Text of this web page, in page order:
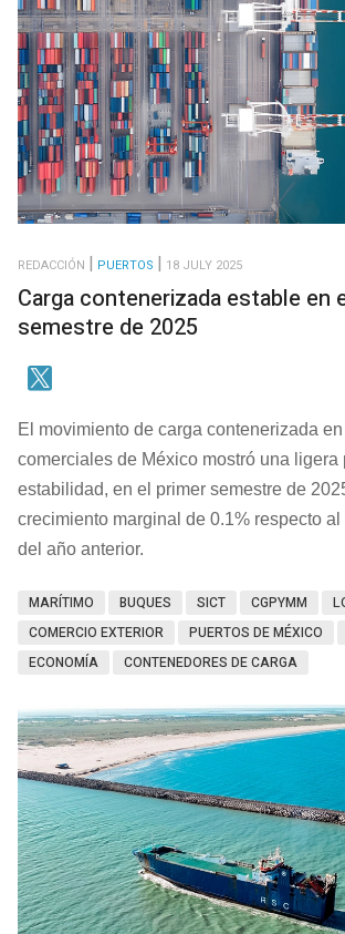
REDACCIÓN PUERTOS 18 JULY 2025
Carga contenerizada estable en
semestre de 2025
El movimiento de carga contenerizada
comerciales de México mostró una ligera
estabilidad, en el primer semestre de
crecimiento marginal de 0.1% respecto
del año anterior.
MARÍTIMO BUQUES SICT CGPYMM
COMERCIO EXTERIOR
PUERTOS DE MÉXICO
ECONOMÍA
CONTENEDORES DE CARGA